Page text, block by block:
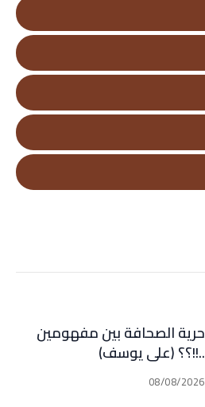
حرية الصحافة بين مفهومين
..!!؟؟ (علي يوسف)
08/08/2026